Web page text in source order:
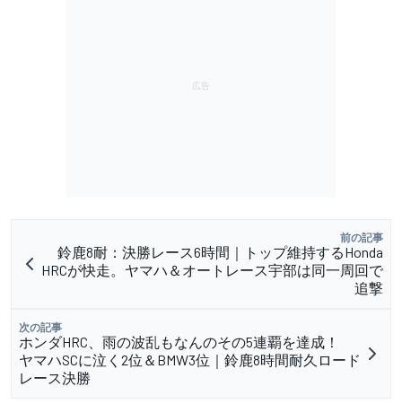
前の記事
鈴鹿8耐：決勝レース6時間｜トップ維持するHonda
HRCが快走。ヤマハ＆オートレース宇部は同一周回で
追撃
次の記事
ホンダHRC、雨の波乱もなんのその5連覇を達成！
ヤマハSCに泣く2位＆BMW3位｜鈴鹿8時間耐久ロード
レース決勝